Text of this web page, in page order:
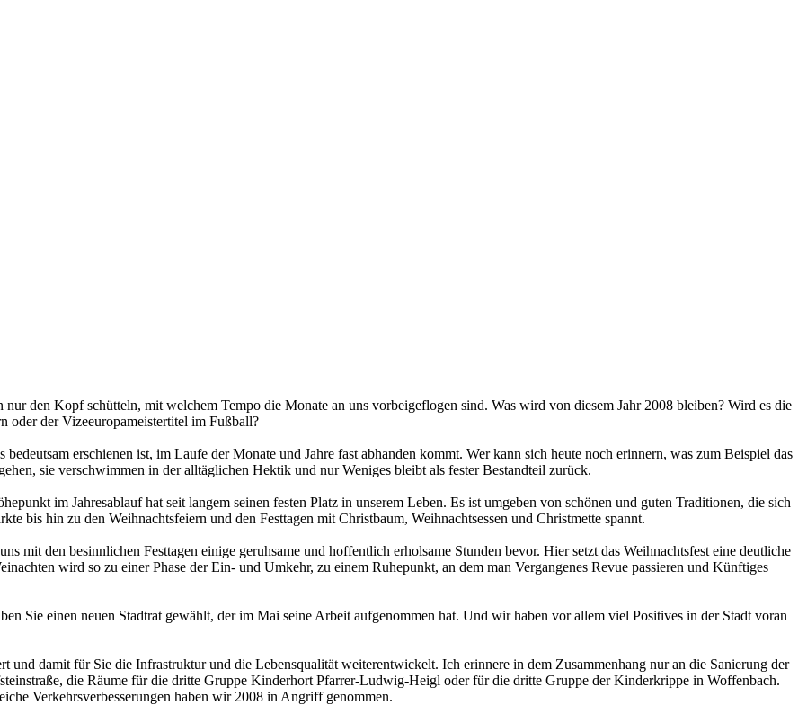
den Kopf schütteln, mit welchem Tempo die Monate an uns vorbeigeflogen sind. Was wird von diesem Jahr 2008 bleiben? Wird es die
oder der Vizeeuropameistertitel im Fußball?
erschienen ist, im Laufe der Monate und Jahre fast abhanden kommt. Wer kann sich heute noch erinnern, was zum Beispiel das
sie verschwimmen in der alltäglichen Hektik und nur Weniges bleibt als fester Bestandteil zurück.
im Jahresablauf hat seit langem seinen festen Platz in unserem Leben. Es ist umgeben von schönen und guten Traditionen, die sich
bis hin zu den Weihnachtsfeiern und den Festtagen mit Christbaum, Weihnachtsessen und Christmette spannt.
mit den besinnlichen Festtagen einige geruhsame und hoffentlich erholsame Stunden bevor. Hier setzt das Weihnachtsfest eine deutliche
wird so zu einer Phase der Ein- und Umkehr, zu einem Ruhepunkt, an dem man Vergangenes Revue passieren und Künftiges
Sie einen neuen Stadtrat gewählt, der im Mai seine Arbeit aufgenommen hat. Und wir haben vor allem viel Positives in der Stadt voran
damit für Sie die Infrastruktur und die Lebensqualität weiterentwickelt. Ich erinnere in dem Zusammenhang nur an die Sanierung der
die Räume für die dritte Gruppe Kinderhort Pfarrer-Ludwig-Heigl oder für die dritte Gruppe der Kinderkrippe in Woffenbach.
Verkehrsverbesserungen haben wir 2008 in Angriff genommen.